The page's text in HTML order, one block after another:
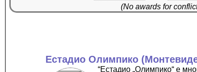
(No awards for
Естадио Олимпико
“Естадио „Олимпико“ е